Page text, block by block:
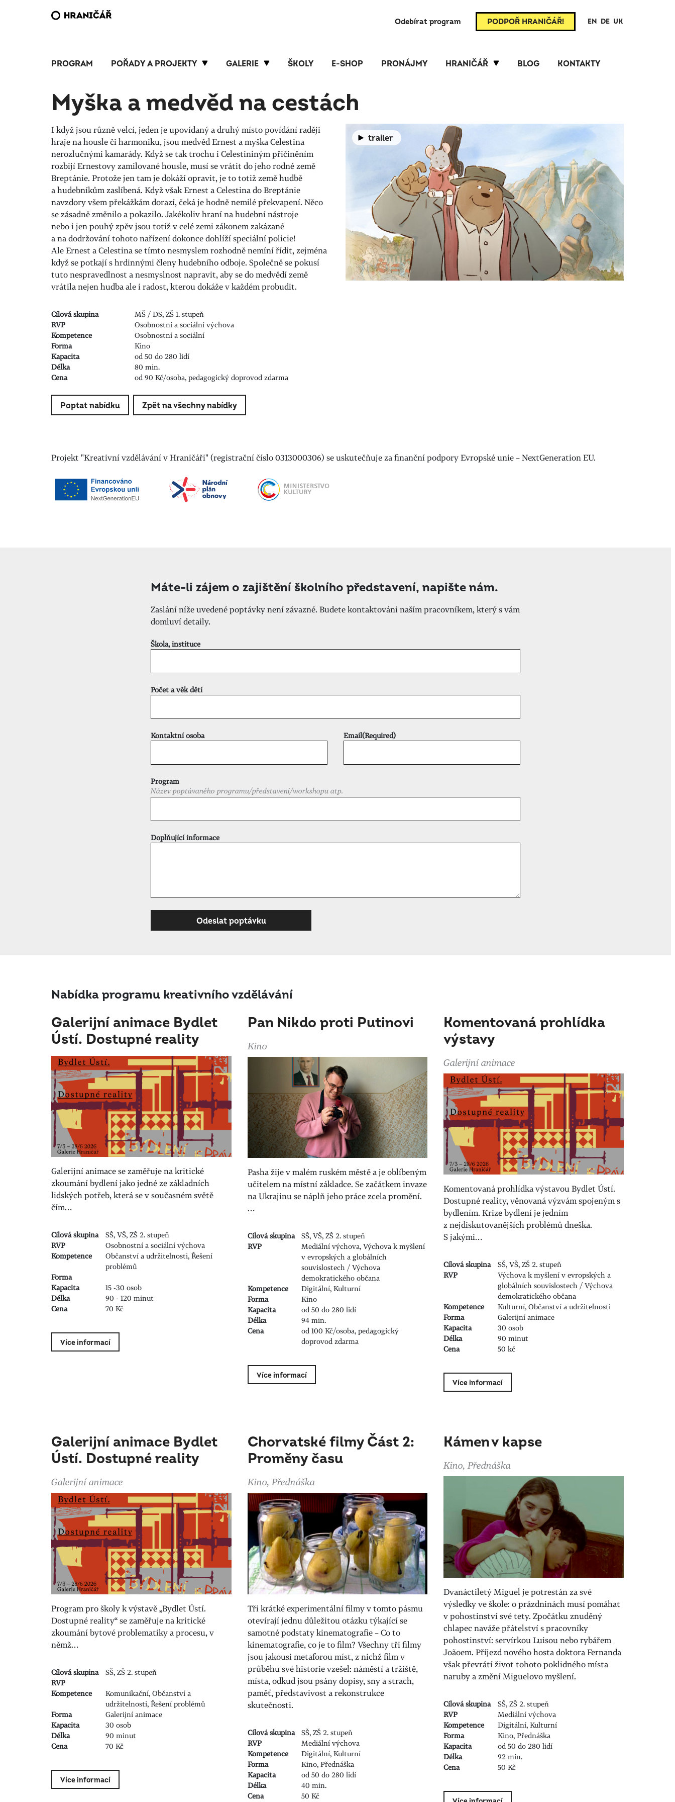
Odebírat program PODPOŘ HRANIČÁŘ! EN DE UK
PROGRAM POŘADY A PROJEKTY GALERIE ŠKOLY E-SHOP PRONÁJMY HRANIČÁŘ BLOG KONTAKTY
Myška a medvěd na cestách
I když jsou různě velcí, jeden je upovídaný a druhý místo povídání raději
hraje na housle či harmoniku, jsou medvěd Ernest a myška Celestina
nerozlučnými kamarády. Když se tak trochu i Celestininým přičiněním
rozbijí Ernestovy zamilované housle, musí se vrátit do jeho rodné země
Breptánie. Protože jen tam je dokáží opravit, je to totiž země hudbě
a hudebníkům zaslíbená. Když však Ernest a Celestina do Breptánie
navzdory všem překážkám dorazí, čeká je hodně nemilé překvapení. Něco
se zásadně změnilo a pokazilo. Jakékoliv hraní na hudební nástroje
nebo i jen pouhý zpěv jsou totiž v celé zemi zákonem zakázané
a na dodržování tohoto nařízení dokonce dohlíží speciální policie!
Ale Ernest a Celestina se tímto nesmyslem rozhodně nemíní řídit, zejména
když se potkají s hrdinnými členy hudebního odboje. Společně se pokusí
tuto nespravedlnost a nesmyslnost napravit, aby se do medvědí země
vrátila nejen hudba ale i radost, kterou dokáže v každém probudit.
Cílová skupina
MŠ / DS, ZŠ 1. stupeň
RVP
Osobnostní a sociální výchova
Kompetence
Osobnostní a sociální
Forma
Kino
Kapacita
od 50 do 280 lidí
Délka
80 min.
Cena
od 90 Kč/osoba, pedagogický doprovod zdarma
Poptat nabídku Zpět na všechny nabídky
trailer
Projekt "Kreativní vzdělávání v Hraničáři" (registrační číslo 0313000306) se uskutečňuje za finanční podpory Evropské unie – NextGeneration EU.
Máte-li zájem o zajištění školního představení, napište nám.
Zaslání níže uvedené poptávky není závazné. Budete kontaktováni naším pracovníkem, který s vám
domluví detaily.
Škola, instituce
Počet a věk dětí
Kontaktní osoba Email(Required)
Program
Název poptávaného programu/představení/workshopu atp.
Doplňující informace
Nabídka programu kreativního vzdělávání
Galerijní animace Bydlet
Ústí. Dostupné reality
Galerijní animace se zaměřuje na kritické
zkoumání bydlení jako jedné ze základních
lidských potřeb, která se v současném světě
čím…
Cílová skupina
SŠ, VŠ, ZŠ 2. stupeň
RVP
Osobnostní a sociální výchova
Kompetence
Občanství a udržitelnosti, Řešení
problémů
Forma
Kapacita
15 -30 osob
Délka
90 - 120 minut
Cena
70 Kč
Více informací
Pan Nikdo proti Putinovi
Kino
Pasha žije v malém ruském městě a je oblíbeným
učitelem na místní základce. Se začátkem invaze
na Ukrajinu se náplň jeho práce zcela promění.
…
Cílová skupina
SŠ, VŠ, ZŠ 2. stupeň
RVP
Mediální výchova, Výchova k myšlení
v evropských a globálních
souvislostech / Výchova
demokratického občana
Kompetence
Digitální, Kulturní
Forma
Kino
Kapacita
od 50 do 280 lidí
Délka
94 min.
Cena
od 100 Kč/osoba, pedagogický
doprovod zdarma
Více informací
Komentovaná prohlídka
výstavy
Galerijní animace
Komentovaná prohlídka výstavou Bydlet Ústí.
Dostupné reality, věnovaná výzvám spojeným s
bydlením. Krize bydlení je jedním
z nejdiskutovanějších problémů dneška.
S jakými…
Cílová skupina
SŠ, VŠ, ZŠ 2. stupeň
RVP
Výchova k myšlení v evropských a
globálních souvislostech / Výchova
demokratického občana
Kompetence
Kulturní, Občanství a udržitelnosti
Forma
Galerijní animace
Kapacita
30 osob
Délka
90 minut
Cena
50 kč
Více informací
Galerijní animace Bydlet
Ústí. Dostupné reality
Galerijní animace
Program pro školy k výstavě „Bydlet Ústí.
Dostupné reality“ se zaměřuje na kritické
zkoumání bytové problematiky a procesu, v
němž…
Cílová skupina
SŠ, ZŠ 2. stupeň
RVP
Kompetence
Komunikační, Občanství a
udržitelnosti, Řešení problémů
Forma
Galerijní animace
Kapacita
30 osob
Délka
90 minut
Cena
70 Kč
Více informací
Chorvatské filmy Část 2:
Proměny času
Kino, Přednáška
Tři krátké experimentální filmy v tomto pásmu
otevírají jednu důležitou otázku týkající se
samotné podstaty kinematografie – Co to
kinematografie, co je to film? Všechny tři filmy
jsou jakousi metaforou míst, z nichž film v
průběhu své historie vzešel: náměstí a tržiště,
místa, odkud jsou psány dopisy, sny a strach,
paměť, představivost a rekonstrukce
skutečnosti.
Cílová skupina
SŠ, ZŠ 2. stupeň
RVP
Mediální výchova
Kompetence
Digitální, Kulturní
Forma
Kino, Přednáška
Kapacita
od 50 do 280 lidí
Délka
40 min.
Cena
50 Kč
Kámen v kapse
Kino, Přednáška
Dvanáctiletý Miguel je potrestán za své
výsledky ve škole: o prázdninách musí pomáhat
v pohostinství své tety. Zpočátku znuděný
chlapec naváže přátelství s pracovníky
pohostinství: servírkou Luisou nebo rybářem
Joãoem. Příjezd nového hosta doktora Fernanda
však převrátí život tohoto poklidného místa
naruby a změní Miguelovo myšlení.
Cílová skupina
SŠ, ZŠ 2. stupeň
RVP
Mediální výchova
Kompetence
Digitální, Kulturní
Forma
Kino, Přednáška
Kapacita
od 50 do 280 lidí
Délka
92 min.
Cena
50 Kč